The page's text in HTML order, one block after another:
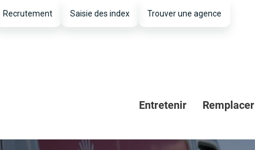
Recrutement Saisie des index Trouver une agence
Entretenir Remplacer